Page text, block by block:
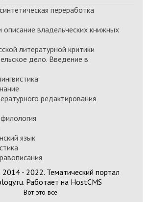
переработка
описание владельческих книжных
литературной критики
дело. Введение в
редактирования
язык
- 2022. Тематический портал
Работает на HostCMS
Вот это всё